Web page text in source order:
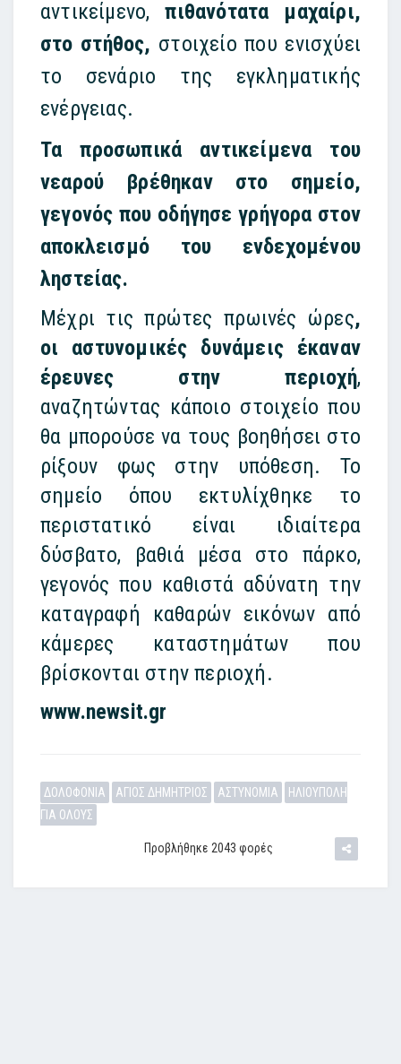
αντικείμενο,πιθανότατα μαχαίρι,
στο στήθος, στοιχείο που ενισχύει
το σενάριο της εγκληματικής
ενέργειας.
Τα προσωπικά αντικείμενα του
νεαρού βρέθηκαν στο σημείο,
γεγονός που οδήγησε γρήγορα στον
αποκλεισμό του ενδεχομένου
ληστείας.
Μέχρι τις πρώτες πρωινές ώρες,
οι αστυνομικές δυνάμεις έκαναν
έρευνες στην περιοχή,
αναζητώντας κάποιο στοιχείο που
θα μπορούσε να τους βοηθήσει στο
ρίξουν φως στην υπόθεση. Το
σημείο όπου εκτυλίχθηκε το
περιστατικό είναι ιδιαίτερα
δύσβατο, βαθιά μέσα στο πάρκο,
γεγονός που καθιστά αδύνατη την
καταγραφή καθαρών εικόνων από
κάμερες καταστημάτων που
βρίσκονται στην περιοχή.
www.newsit.gr
ΔΟΛΟΦΟΝΙΑ ΑΓΙΟΣ ΔΗΜΗΤΡΙΟΣ ΑΣΤΥΝΟΜΙΑ
ΗΛΙΟΥΠΟΛΗ
ΓΙΑ ΟΛΟΥΣ
Προβλήθηκε 2043 φορές